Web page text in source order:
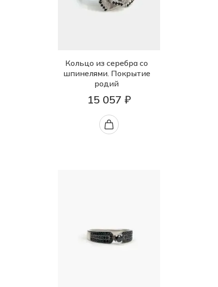
Кольцо из серебра со
шпинелями. Покрытие
родий
15 057 ₽